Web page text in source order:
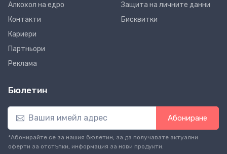
Алкохол на едро
Контакти
Кариери
Партньори
Реклама
Защита на личните данни
Бисквитки
Бюлетин
Абониране
*Абонирайте се за нашия бюлетин, за да получавате актуални
оферти за отстъпки, информация за нови продукти.